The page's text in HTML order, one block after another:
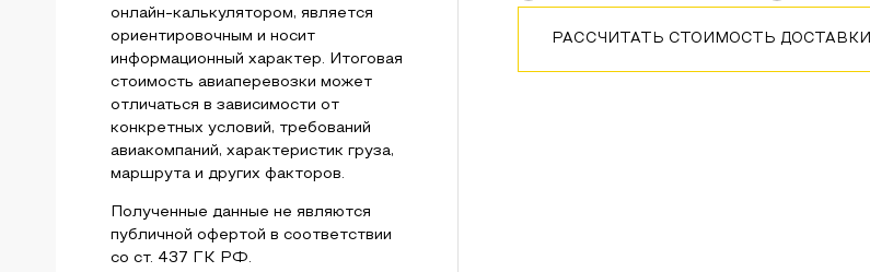
онлайн-калькулятором, является
ориентировочным и носит
информационный характер. Итоговая
стоимость авиаперевозки может
отличаться в зависимости от
конкретных условий, требований
авиакомпаний, характеристик груза,
маршрута и других факторов.
Полученные данные не являются
публичной офертой в соответствии
со ст. 437 ГК РФ.
РАССЧИТАТЬ СТОИМОСТЬ ДОСТАВКИ